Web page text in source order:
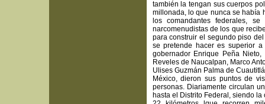
también la tengan sus cuerpos
millonada, lo que nunca se había
los comandantes federales,
narcomenudistas de los que
para construir el segundo piso
se pretende hacer es superior
gobernador Enrique Peña
Reveles de Naucalpan, Marco
Ulises Guzmán Palma de
México, dieron sus puntos de
personas. Diariamente circulan
hasta el Distrito Federal, siendo